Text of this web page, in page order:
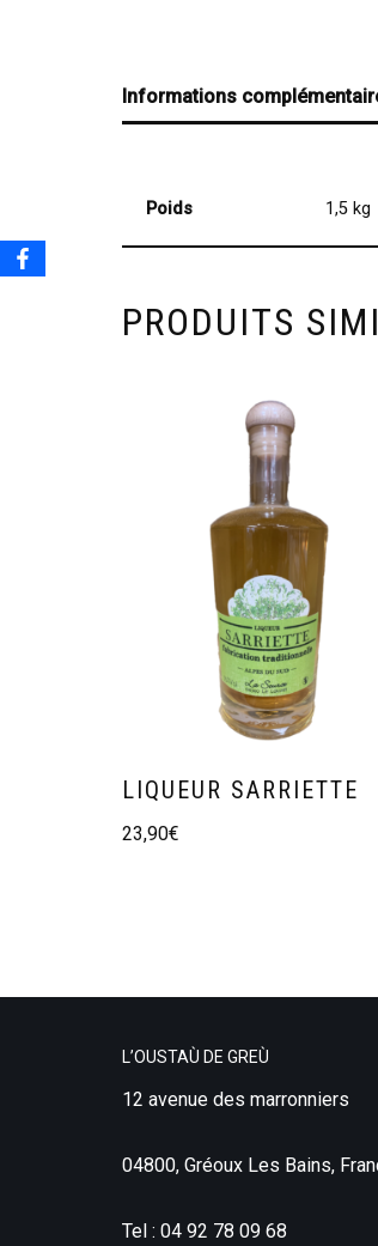
Informations
Poids 1,5 kg
PRODUITS
LIQUEUR SARRIETTE
23,90€
L’OUSTAÙ DE GREÙ
12 avenue des marronniers
04800, Gréoux Les Bains,
Tel : 04 92 78 09 68